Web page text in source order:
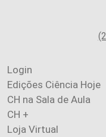
Login
Edições Ciência Hoje
CH na Sala de Aula
CH +
Loja Virtual